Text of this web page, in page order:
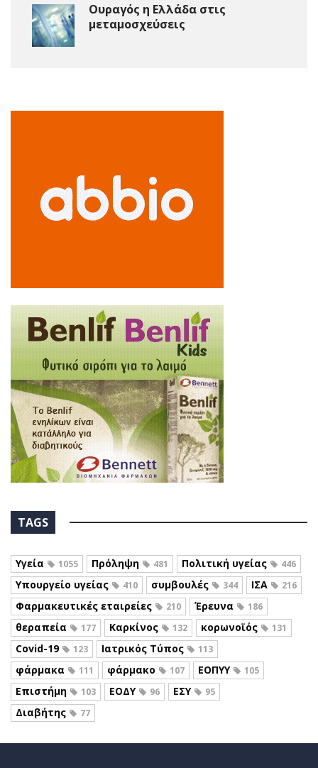
Ουραγός η Ελλάδα στις
μεταμοσχεύσεις
TAGS
Υγεία 1055 Πρόληψη 481 Πολιτική υγείας 446
Υπουργείο υγείας 410 συμβουλές 344 ΙΣΑ 216
Φαρμακευτικές εταιρείες 210 Έρευνα 186
θεραπεία 177 Καρκίνος 132 κορωνοϊός 131
Covid-19 123 Ιατρικός Τύπος 113
φάρμακα 111 φάρμακο 107 ΕΟΠΥΥ 105
Επιστήμη 103 ΕΟΔΥ 96 ΕΣΥ 95
Διαβήτης 77